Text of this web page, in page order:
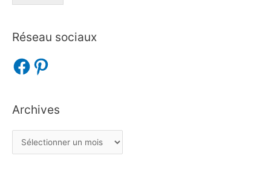
Réseau sociaux
Archives